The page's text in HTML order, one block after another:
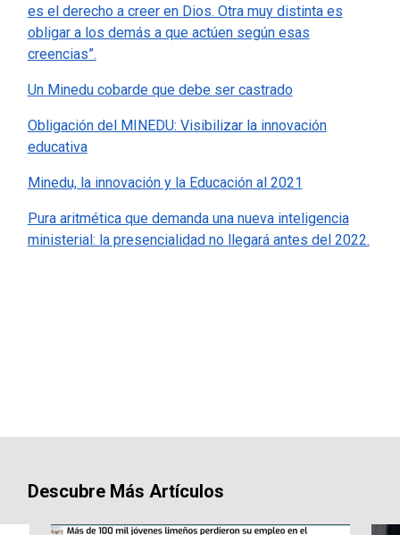
es el derecho a creer en Dios. Otra muy distinta es
obligar a los demás a que actúen según esas
creencias”.
Un Minedu cobarde que debe ser castrado
Obligación del MINEDU: Visibilizar la innovación
educativa
Minedu, la innovación y la Educación al 2021
Pura aritmética que demanda una nueva inteligencia
ministerial: la presencialidad no llegará antes del 2022.
Descubre Más Artículos